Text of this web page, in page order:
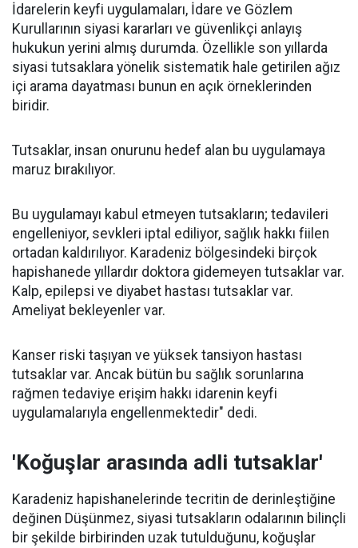
İdarelerin keyfi uygulamaları, İdare ve Gözlem
Kurullarının siyasi kararları ve güvenlikçi anlayış
hukukun yerini almış durumda. Özellikle son yıllarda
siyasi tutsaklara yönelik sistematik hale getirilen ağız
içi arama dayatması bunun en açık örneklerinden
biridir.
Tutsaklar, insan onurunu hedef alan bu uygulamaya
maruz bırakılıyor.
Bu uygulamayı kabul etmeyen tutsakların; tedavileri
engelleniyor, sevkleri iptal ediliyor, sağlık hakkı fiilen
ortadan kaldırılıyor. Karadeniz bölgesindeki birçok
hapishanede yıllardır doktora gidemeyen tutsaklar var.
Kalp, epilepsi ve diyabet hastası tutsaklar var.
Ameliyat bekleyenler var.
Kanser riski taşıyan ve yüksek tansiyon hastası
tutsaklar var. Ancak bütün bu sağlık sorunlarına
rağmen tedaviye erişim hakkı idarenin keyfi
uygulamalarıyla engellenmektedir" dedi.
'Koğuşlar arasında adli tutsaklar'
Karadeniz hapishanelerinde tecritin de derinleştiğine
değinen Düşünmez, siyasi tutsakların odalarının bilinçli
bir şekilde birbirinden uzak tutulduğunu, koğuşlar